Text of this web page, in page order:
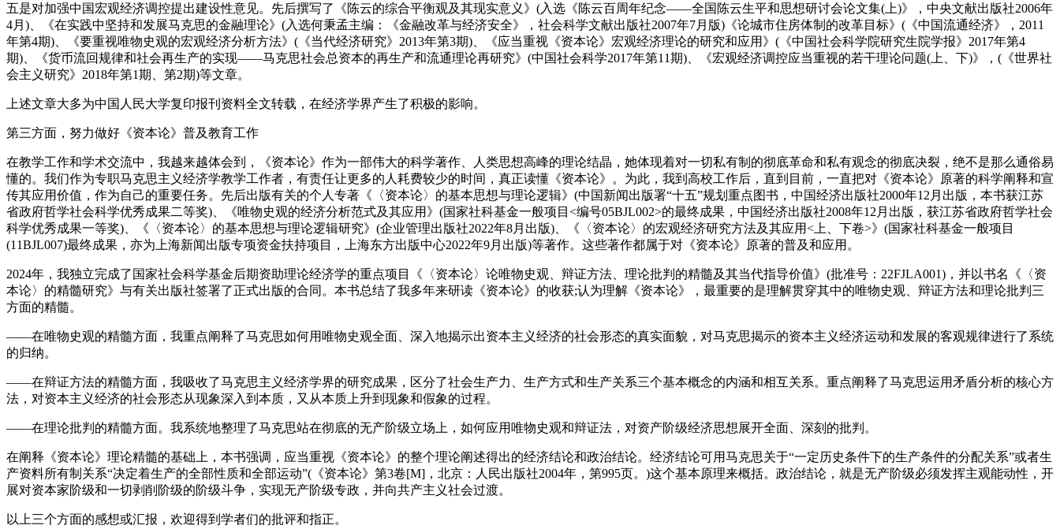
五是对加强中国宏观经济调控提出建设性意见。 先后撰写了《陈云的综合平衡观及其现实意义》(入选《陈云百周年纪念——全国陈云生平和思想研讨会论文集(上)》，中央文献出版社2006年
4月)、《在实践中坚持和发展马克思的金融理论》(入选何秉孟主编：《金融改革与经济安全》，社会科学文献出版社2007年7月版)《论城市住房体制的改革目标》(《中国流通经济》，2011
年第4期)、《要重视唯物史观的宏观经济分析方法》(《当代经济研究》2013年第3期)、《应当重视《资本论》宏观经济理论的研究和应用》(《中国社会科学院研究生院学报》2017年第4
期)、《货币流回规律和社会再生产的实现——马克思社会总资本的再生产和流通理论再研究》(中国社会科学2017年第11期)、《宏观经济调控应当重视的若干理论问题(上、下)》，(《世界社
会主义研究》2018年第1期、第2期)等文章。
上述文章大多为中国人民大学复印报刊资料全文转载，在经济学界产生了积极的影响。
第三方面，努力做好《资本论》普及教育工作
在教学工作和学术交流中，我越来越体会到，《资本论》作为一部伟大的科学著作、人类思想高峰的理论结晶，她体现着对一切私有制的彻底革命和私有观念的彻底决裂，绝不是那么通俗易
懂的。我们作为专职马克思主义经济学教学工作者，有责任让更多的人耗费较少的时间，真正读懂《资本论》。为此，我到高校工作后，直到目前，一直把对《资本论》原著的科学阐释和宣
传其应用价值，作为自己的重要任务。先后出版有关的个人专著《〈资本论〉的基本思想与理论逻辑》(中国新闻出版署“十五”规划重点图书，中国经济出版社2000年12月出版，本书获江苏
省政府哲学社会科学优秀成果二等奖)、《唯物史观的经济分析范式及其应用》(国家社科基金一般项目<编号05BJL002>的最终成果，中国经济出版社2008年12月出版，获江苏省政府哲学社会
科学优秀成果一等奖)、《〈资本论〉的基本思想与理论逻辑研究》(企业管理出版社2022年8月出版)、《〈资本论〉的宏观经济研究方法及其应用<上、下卷>》(国家社科基金一般项目
(11BJL007)最终成果，亦为上海新闻出版专项资金扶持项目，上海东方出版中心2022年9月出版)等著作。这些著作都属于对《资本论》原著的普及和应用。
2024年，我独立完成了国家社会科学基金后期资助理论经济学的重点项目《〈资本论〉论唯物史观、辩证方法、理论批判的精髓及其当代指导价值》(批准号：22FJLA001)，并以书名《〈资
本论〉的精髓研究》与有关出版社签署了正式出版的合同。本书总结了我多年来研读《资本论》的收获;认为理解《资本论》，最重要的是理解贯穿其中的唯物史观、辩证方法和理论批判三
方面的精髓。
——在唯物史观的精髓方面，我重点阐释了马克思如何用唯物史观全面、深入地揭示出资本主义经济的社会形态的真实面貌，对马克思揭示的资本主义经济运动和发展的客观规律进行了系统
的归纳。
——在辩证方法的精髓方面，我吸收了马克思主义经济学界的研究成果，区分了社会生产力、生产方式和生产关系三个基本概念的内涵和相互关系。重点阐释了马克思运用矛盾分析的核心方
法，对资本主义经济的社会形态从现象深入到本质，又从本质上升到现象和假象的过程。
——在理论批判 的精髓方面。我系统地整理了马克思站在彻底的无产阶级立场上，如何应用唯物史观和辩证法，对资产阶级经济思想展开全面、深刻的批判。
在阐释《资本论》理论精髓的基础上，本书强调，应当重视《资本论》的整个理论阐述得出的经济结论和政治结论。经济结论可用马克思关于“一定历史条件下的生产条件的分配关系”或者生
产资料所有制关系“决定着生产的全部性质和全部运动”(《资本论》第3卷[M]，北京：人民出版社2004年，第995页。)这个基本原理来概括。政治结论，就是无产阶级必须发挥主观能动性，开
展对资本家阶级和一切剥削阶级的阶级斗争，实现无产阶级专政，并向共产主义社会过渡。
以上三个方面的感想或汇报，欢迎得到学者们的批评和指正。